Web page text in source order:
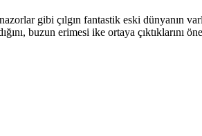
gibi çılgın fantastik eski dünyanın
buzun erimesi ike ortaya